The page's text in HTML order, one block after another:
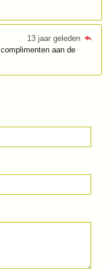
13 jaar geleden
aan de